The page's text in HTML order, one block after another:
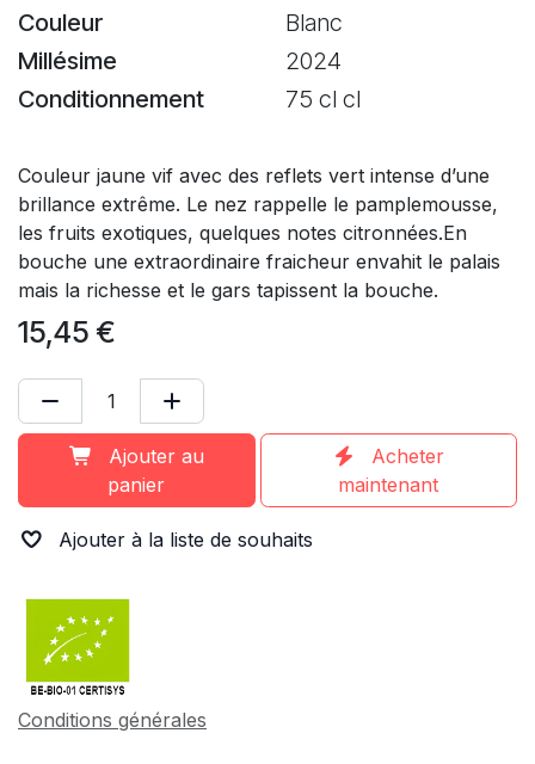
Couleur
Blanc
Millésime
2024
Conditionnement
75 cl cl
Couleur jaune vif avec des reflets vert intense d’une
brillance extrême. Le nez rappelle le pamplemousse,
les fruits exotiques, quelques notes citronnées.En
bouche une extraordinaire fraicheur envahit le palais
mais la richesse et le gars tapissent la bouche.
15,45 €
Ajouter au
panier
Acheter
maintenant
Ajouter à la liste de souhaits
Conditions générales